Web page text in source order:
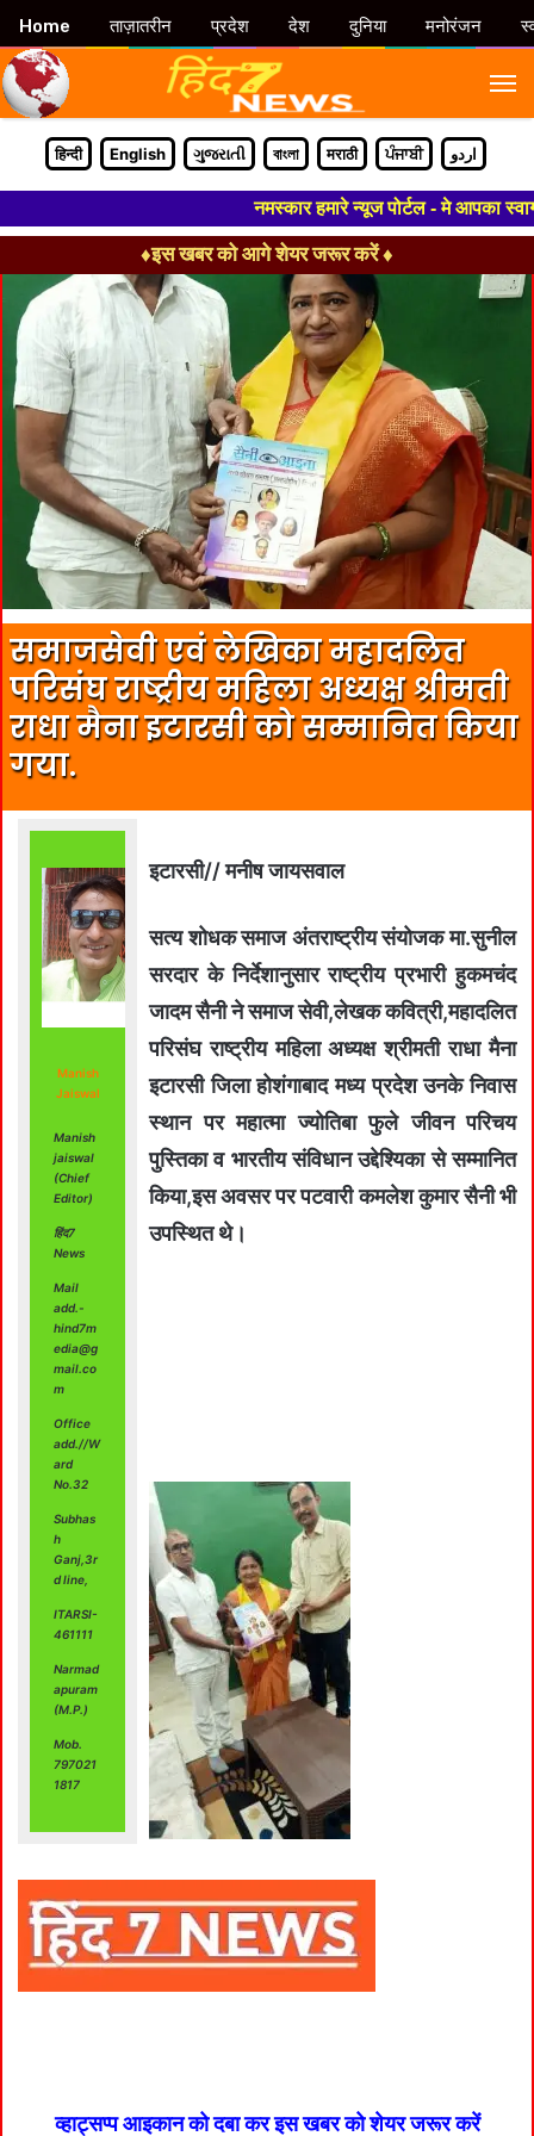
हिन्दी English ગુજરાતી বাংলা मराठी ਪੰਜਾਬੀ اردو
नमस्कार हमारे न्यूज पोर्टल - मे आपका स्वागत
♦इस खबर को आगे शेयर जरूर करें ♦
समाजसेवी एवं लेखिका महादलित
परिसंघ राष्ट्रीय महिला अध्यक्ष श्रीमती
राधा मैना इटारसी को सम्मानित किया
गया.
Manish
Jaiswal
Manish
jaiswal
(Chief
Editor)
हिंद7
News
Mail
add.-
hind7m
edia@g
mail.co
m
Office
add.//W
ard
No.32
Subhas
h
Ganj,3r
d line,
ITARSI-
461111
Narmad
apuram
(M.P.)
Mob.
797021
1817
इटारसी// मनीष जायसवाल
सत्य शोधक समाज अंतराष्ट्रीय संयोजक मा.सुनील
सरदार के निर्देशानुसार राष्ट्रीय प्रभारी हुकमचंद
जादम सैनी ने समाज सेवी,लेखक कवित्री,महादलित
परिसंघ राष्ट्रीय महिला अध्यक्ष श्रीमती राधा मैना
इटारसी जिला होशंगाबाद मध्य प्रदेश उनके निवास
स्थान पर महात्मा ज्योतिबा फुले जीवन परिचय
पुस्तिका व भारतीय संविधान उद्देश्यिका से सम्मानित
किया,इस अवसर पर पटवारी कमलेश कुमार सैनी भी
उपस्थित थे।
व्हाट्सप्प आइकान को दबा कर इस खबर को शेयर जरूर करें
Home ताज़ातरीन प्रदेश देश दुनिया मनोरंजन